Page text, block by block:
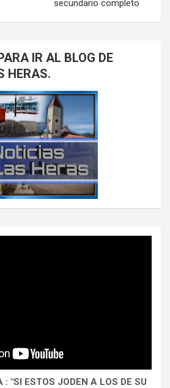
secundario completo
IR AL BLOG DE
HERAS.
"SI ESTOS JODEN A LOS DE SU